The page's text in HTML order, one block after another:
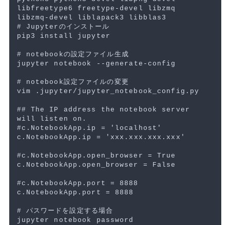
libfreetype6 freetype-devel libzmq
# Jupyterのインストール
pip3 install jupyter
# notebookの設定ファイル生成
jupyter notebook
--generate-config
# notebook設定ファイルの変更
vim .jupyter/jupyter_notebook_config.py
## The IP address the notebook server
will listen on.
#c.NotebookApp.ip = 'localhost'
c.NotebookApp.ip = 'xxx.xxx.xxx.xxx'
#c.NotebookApp.open_browser = True
c.NotebookApp.open_browser = False
#c.NotebookApp.port = 8888
c.NotebookApp.port = 8888
# パスワードを設定する場合
jupyter notebook password